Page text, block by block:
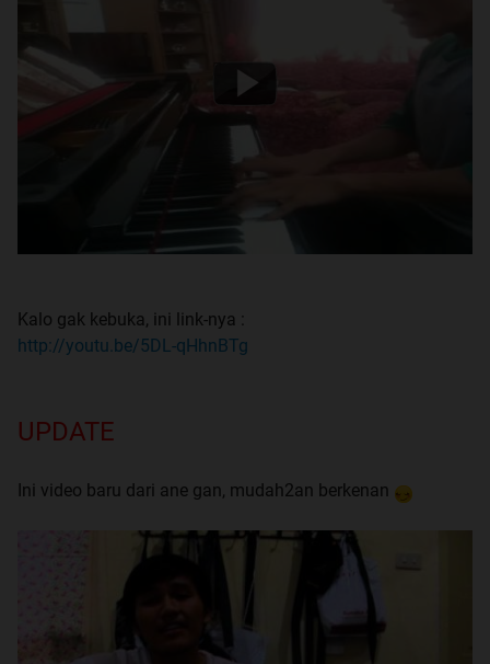
Kalo gak kebuka, ini link-nya :
http://youtu.be/5DL-qHhnBTg
UPDATE
Ini video baru dari ane gan, mudah2an berkenan